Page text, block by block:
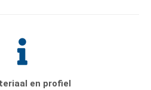
en profiel